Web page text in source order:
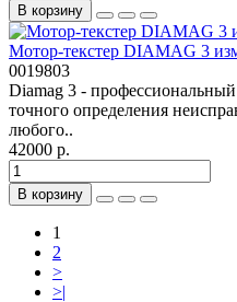
В корзину
Мотор-текстер DIAMAG 3
0019803
Diamag 3 -
точного определения
любого..
42000 р.
В корзину
1
2
>
>|